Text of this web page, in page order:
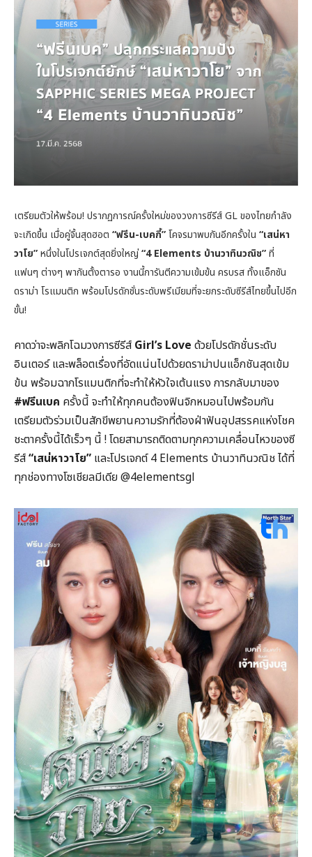
เตรียมตัวให้พร้อม! ปรากฏการณ์ครั้งใหม่ของวงการซีรีส์ GL ของไทยกำลัง
จะเกิดขึ้น เมื่อคู่จิ้นสุดฮอต “ฟรีน-เบคกี้”โคจรมาพบกันอีกครั้งใน “เสน่หา
วาโย”หนึ่งในโปรเจกต์สุดยิ่งใหญ่“4 Elements บ้านวาทินวณิช”ที่
แฟนๆ ต่างๆ พากันตั้งตารอ งานนี้การันตีความเข้มข้น ครบรส ทั้งแอ็กชัน
ดราม่า โรแมนติก พร้อมโปรดักชั่นระดับพรีเมียมที่จะยกระดับซีรีส์ไทยขึ้นไปอีก
ขั้น!
คาดว่าจะพลิกโฉมวงการซีรีส์ Girl’s Love ด้วยโปรดักชั่นระดับ
อินเตอร์ และพล็อตเรื่องที่อัดแน่นไปด้วยดราม่าปนแอ็กชันสุดเข้ม
ข้น พร้อมฉากโรแมนติกที่จะทำให้หัวใจเต้นแรง การกลับมาของ
#ฟรีนเบค ครั้งนี้ จะทำให้ทุกคนต้องฟินจิกหมอนไปพร้อมกัน
เตรียมตัวร่วมเป็นสักขีพยานความรักที่ต้องฝ่าฟันอุปสรรคแห่งโชค
ชะตาครั้งนี้ได้เร็วๆ นี้ ! โดยสามารถติดตามทุกความเคลื่อนไหวของซี
รีส์“เสน่หาวาโย” และโปรเจกต์ 4 Elements บ้านวาทินวณิช ได้ที่
ทุกช่องทางโซเชียลมีเดีย @4elementsgl